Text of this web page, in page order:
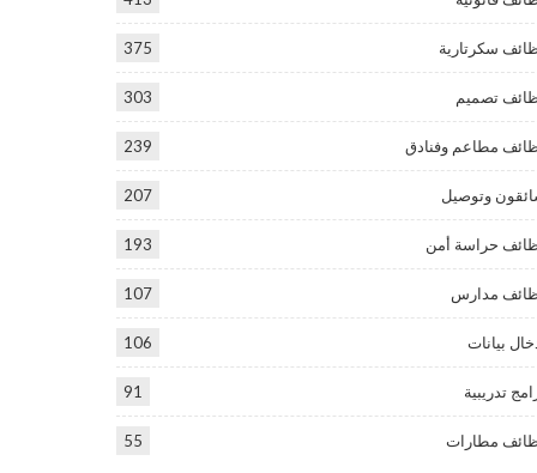
سكرتارية 375
تصميم 303
مطاعم وفنادق 239
وتوصيل 207
حراسة أمن 193
مدارس 107
بيانات 106
تدريبية 91
مطارات 55